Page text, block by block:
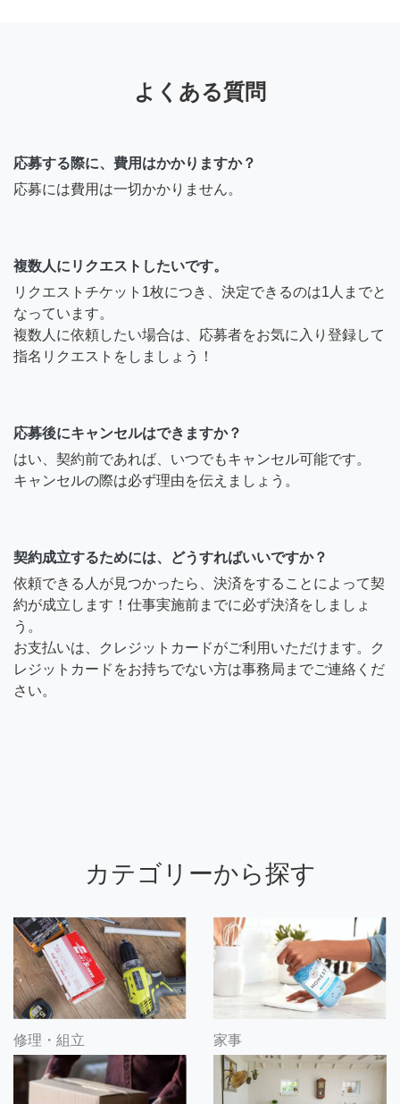
よくある質問
応募する際に、費用はかかりますか？
応募には費用は一切かかりません。
複数人にリクエストしたいです。
リクエストチケット1枚につき、決定できるのは1人までと
なっています。
複数人に依頼したい場合は、応募者をお気に入り登録して
指名リクエストをしましょう！
応募後にキャンセルはできますか？
はい、契約前であれば、いつでもキャンセル可能です。
キャンセルの際は必ず理由を伝えましょう。
契約成立するためには、どうすればいいですか？
依頼できる人が見つかったら、決済をすることによって契
約が成立します！仕事実施前までに必ず決済をしましょ
う。
お支払いは、クレジットカードがご利用いただけます。ク
レジットカードをお持ちでない方は事務局までご連絡くだ
さい。
カテゴリーから探す
修理・組立 家事